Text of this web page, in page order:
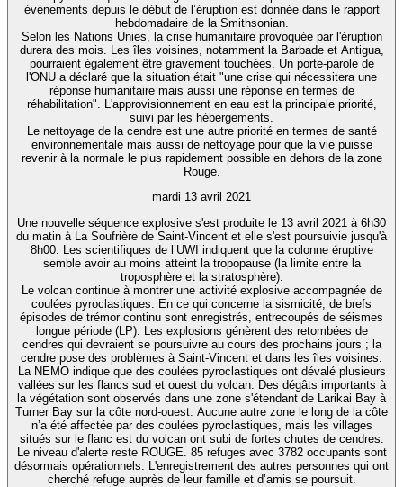
événements depuis le début de l’éruption est donnée dans le rapport
hebdomadaire de la Smithsonian.
Selon les Nations Unies, la crise humanitaire provoquée par l'éruption
durera des mois. Les îles voisines, notamment la Barbade et Antigua,
pourraient également être gravement touchées. Un porte-parole de
l'ONU a déclaré que la situation était "une crise qui nécessitera une
réponse humanitaire mais aussi une réponse en termes de
réhabilitation". L'approvisionnement en eau est la principale priorité,
suivi par les hébergements.
Le nettoyage de la cendre est une autre priorité en termes de santé
environnementale mais aussi de nettoyage pour que la vie puisse
revenir à la normale le plus rapidement possible en dehors de la zone
Rouge.
mardi 13 avril 2021
Une nouvelle séquence explosive s'est produite le 13 avril 2021 à 6h30
du matin à La Soufrière de Saint-Vincent et elle s'est poursuivie jusqu'à
8h00. Les scientifiques de l’UWI indiquent que la colonne éruptive
semble avoir au moins atteint la tropopause (la limite entre la
troposphère et la stratosphère).
Le volcan continue à montrer une activité explosive accompagnée de
coulées pyroclastiques. En ce qui concerne la sismicité, de brefs
épisodes de trémor continu sont enregistrés, entrecoupés de séismes
longue période (LP). Les explosions génèrent des retombées de
cendres qui devraient se poursuivre au cours des prochains jours ; la
cendre pose des problèmes à Saint-Vincent et dans les îles voisines.
La NEMO indique que des coulées pyroclastiques ont dévalé plusieurs
vallées sur les flancs sud et ouest du volcan. Des dégâts importants à
la végétation sont observés dans une zone s'étendant de Larikai Bay à
Turner Bay sur la côte nord-ouest. Aucune autre zone le long de la côte
n’a été affectée par des coulées pyroclastiques, mais les villages
situés sur le flanc est du volcan ont subi de fortes chutes de cendres.
Le niveau d'alerte reste ROUGE. 85 refuges avec 3782 occupants sont
désormais opérationnels. L'enregistrement des autres personnes qui ont
cherché refuge auprès de leur famille et d’amis se poursuit.